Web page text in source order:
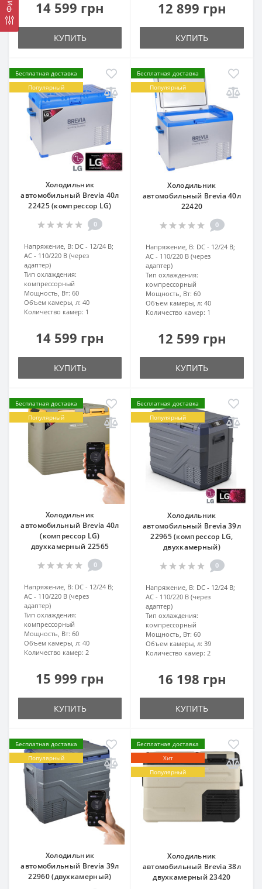
14 599 грн
КУПИТЬ
12 899 грн
КУПИТЬ
Бесплатная доставка
Популярный
Холодильник
автомобильный Brevia 40л
22425 (компрессор LG)
0
Напряжение, В: DC - 12/24 В;
AC - 110/220 В (через
адаптер)
Тип охлаждения:
компрессорный
Мощность, Вт: 60
Объем камеры, л: 40
Количество камер: 1
14 599 грн
КУПИТЬ
Бесплатная доставка
Популярный
Холодильник
автомобильный Brevia 40л
22420
0
Напряжение, В: DC - 12/24 В;
AC - 110/220 В (через
адаптер)
Тип охлаждения:
компрессорный
Мощность, Вт: 60
Объем камеры, л: 40
Количество камер: 1
12 599 грн
КУПИТЬ
Бесплатная доставка
Популярный
Холодильник
автомобильный Brevia 40л
(компрессор LG)
двухкамерный 22565
0
Напряжение, В: DC - 12/24 В;
AC - 110/220 В (через
адаптер)
Тип охлаждения:
компрессорный
Мощность, Вт: 60
Объем камеры, л: 40
Количество камер: 2
15 999 грн
КУПИТЬ
Бесплатная доставка
Популярный
Холодильник
автомобильный Brevia 39л
22965 (компрессор LG,
двухкамерный)
0
Напряжение, В: DC - 12/24 В;
AC - 110/220 В (через
адаптер)
Тип охлаждения:
компрессорный
Мощность, Вт: 60
Объем камеры, л: 39
Количество камер: 2
16 198 грн
КУПИТЬ
Бесплатная доставка
Популярный
Холодильник
автомобильный Brevia 39л
22960 (двухкамерный)
Бесплатная доставка
Хит
Популярный
Холодильник
автомобильный Brevia 38л
двухкамерный 23420